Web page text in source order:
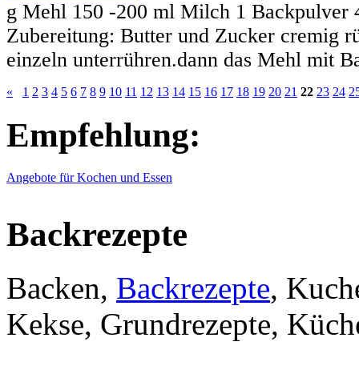
g Mehl 150 -200 ml Milch 1 Backpulver
Zubereitung: Butter und Zucker cremig
einzeln unterrühren.dann das Mehl mit
« 1 2 3 4 5 6 7 8 9 10 11 12 13 14 15 16 17 18 19 20 21 22 23 24
Empfehlung:
Angebote für Kochen und Essen
Backrezepte
Backen, Backrezepte,
Kekse, Grundrezepte,